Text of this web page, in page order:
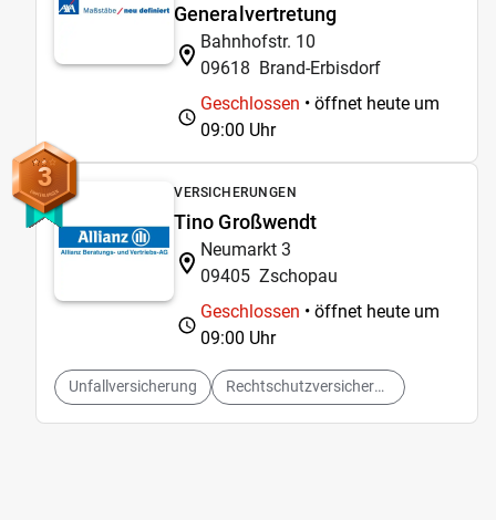
Generalvertretung
Bahnhofstr. 10
09618 Brand-Erbisdorf
Geschlossen • öffnet heute um
09:00 Uhr
3 VERSICHERUNGEN
Tino Großwendt
Neumarkt 3
09405 Zschopau
Geschlossen • öffnet heute um
09:00 Uhr
Unfallversicherung Rechtschutzversicherung